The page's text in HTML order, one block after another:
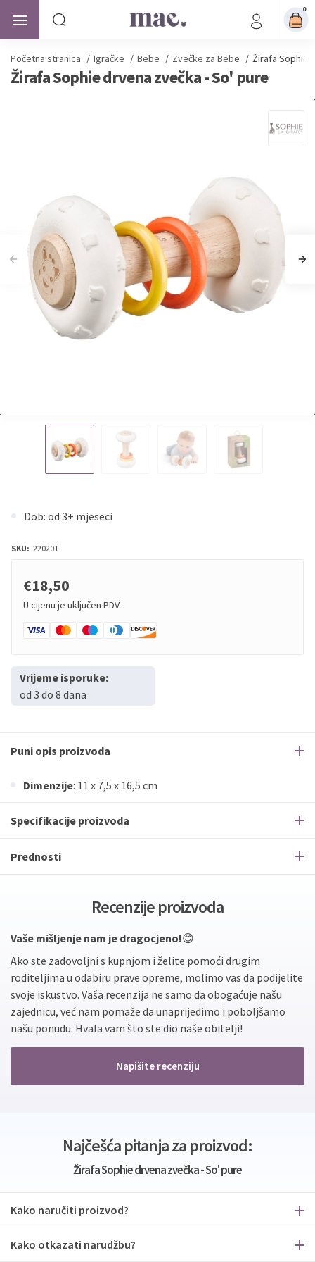
0
Početna stranica / Igračke / Bebe / Zvečke za Bebe / Žirafa Sophie
Žirafa Sophie drvena zvečka - So' pure
Dob: od 3+ mjeseci
SKU: 220201
€18,50
U cijenu je uključen PDV.
Vrijeme isporuke:
od 3 do 8 dana
Puni opis proizvoda
Dimenzije: 11 x 7,5 x 16,5 cm
Specifikacije proizvoda
Prednosti
Recenzije proizvoda
Vaše mišljenje nam je dragocjeno!😊
Ako ste zadovoljni s kupnjom i želite pomoći drugim
roditeljima u odabiru prave opreme, molimo vas da podijelite
svoje iskustvo. Vaša recenzija ne samo da obogaćuje našu
zajednicu, već nam pomaže da unaprijedimo i poboljšamo
našu ponudu. Hvala vam što ste dio naše obitelji!
Napišite recenziju
Najčešća pitanja za proizvod:
Žirafa Sophie drvena zvečka - So' pure
Kako naručiti proizvod?
Kako otkazati narudžbu?